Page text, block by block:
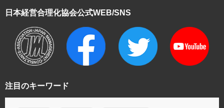
注目のキーワード
日本経営合理化協会公式WEB/SNS